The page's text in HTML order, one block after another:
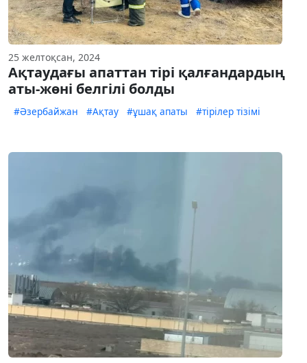
25 желтоқсан, 2024
Ақтаудағы апаттан тірі қалғандардың
аты-жөні белгілі болды
#Әзербайжан #Ақтау #ұшақ апаты #тірілер тізімі